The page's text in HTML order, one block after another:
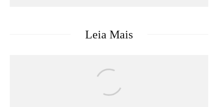
Leia Mais
O terceiro álbum de Gracie Abrams,